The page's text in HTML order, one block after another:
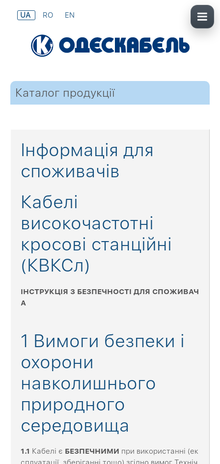
UA RO EN
Каталог продукції
Інформація для
споживачів
Кабелі
високочастотні
кросові станційні
(КВКСл)
ІНСТРУКЦІЯ З БЕЗПЕЧНОСТІ ДЛЯ СПОЖИВАЧ
А
1 Вимоги безпеки і
охорони
навколишнього
природного
середовища
1.1 Кабелі є БЕЗПЕЧНИМИ при використанні (ек